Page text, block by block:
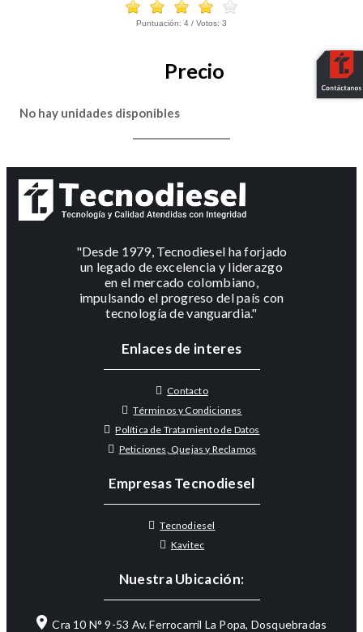
Puntuación: 4 / Votos: 3
Precio
No hay unidades disponibles
"Desde 1979, Tecnodiesel ha forjado
un legado de excelencia y liderazgo
en el mercado colombiano,
impulsando el progreso del país con
tecnología de vanguardia."
Enlaces de interes
Contacto
Términos y Condiciones
Política de Tratamiento de Datos
Peticiones, Quejas y Reclamos
Empresas Tecnodiesel
Tecnodiesel
Kavitec
Nuestra Ubicación:
Cra 10 N° 9-53 Av. Ferrocarril La Popa, Dosquebradas